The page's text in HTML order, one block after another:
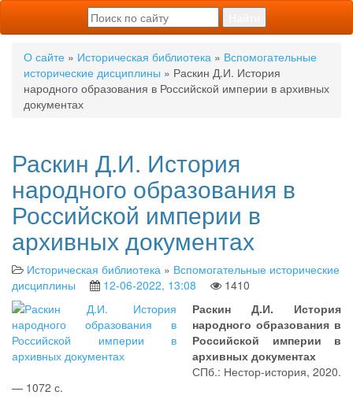
О сайте » Историческая библиотека » Вспомогательные
исторические дисциплины » Раскин Д.И. История
народного образования в Российской империи в архивных
документах
Раскин Д.И. История
народного образования в
Российской империи в
архивных документах
Историческая библиотека » Вспомогательные исторические
дисциплины
12-06-2022, 13:08
1410
Раскин Д.И. История
народного образования в
Российской империи в
архивных документах
СПб.: Нестор-история, 2020.
— 1072 с.